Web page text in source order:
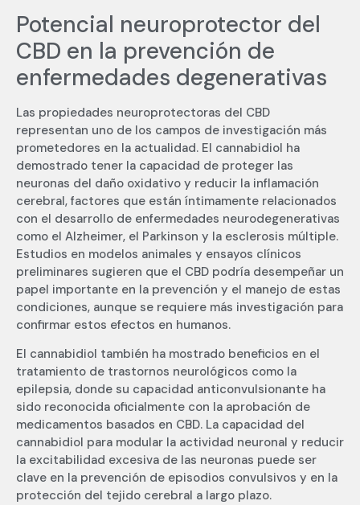
Potencial neuroprotector del
CBD en la prevención de
enfermedades degenerativas
Las propiedades neuroprotectoras del CBD
representan uno de los campos de investigación más
prometedores en la actualidad. El cannabidiol ha
demostrado tener la capacidad de proteger las
neuronas del daño oxidativo y reducir la inflamación
cerebral, factores que están íntimamente relacionados
con el desarrollo de enfermedades neurodegenerativas
como el Alzheimer, el Parkinson y la esclerosis múltiple.
Estudios en modelos animales y ensayos clínicos
preliminares sugieren que el CBD podría desempeñar un
papel importante en la prevención y el manejo de estas
condiciones, aunque se requiere más investigación para
confirmar estos efectos en humanos.
El cannabidiol también ha mostrado beneficios en el
tratamiento de trastornos neurológicos como la
epilepsia, donde su capacidad anticonvulsionante ha
sido reconocida oficialmente con la aprobación de
medicamentos basados en CBD. La capacidad del
cannabidiol para modular la actividad neuronal y reducir
la excitabilidad excesiva de las neuronas puede ser
clave en la prevención de episodios convulsivos y en la
protección del tejido cerebral a largo plazo.